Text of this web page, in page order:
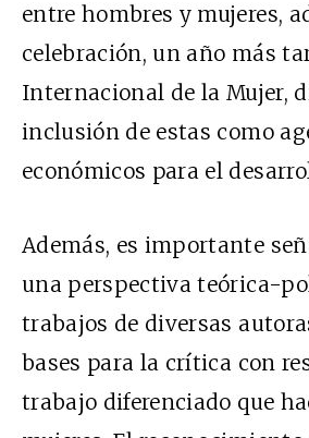
entre hombres y mujeres,
celebración, un año más
Internacional de la Mujer,
inclusión de estas como
económicos para el
Además, es importante
una perspectiva teórica-
trabajos de diversas
bases para la crítica con
trabajo diferenciado que